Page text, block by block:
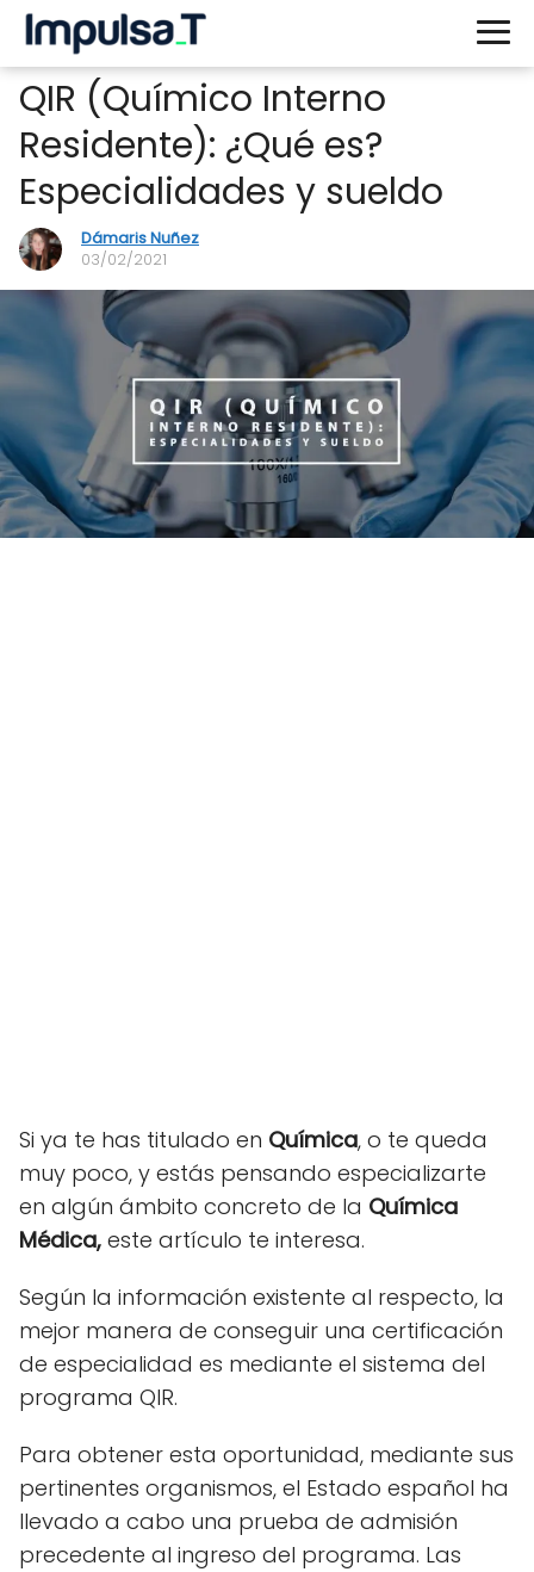
QIR (Químico Interno
Residente): ¿Qué es?
Especialidades y sueldo
Dámaris Nuñez
03/02/2021
Si ya te has titulado en Química, o te queda
muy poco, y estás pensando especializarte
en algún ámbito concreto de la Química
Médica, este artículo te interesa.
Según la información existente al respecto, la
mejor manera de conseguir una certificación
de especialidad es mediante el sistema del
programa QIR.
Para obtener esta oportunidad, mediante sus
pertinentes organismos, el Estado español ha
llevado a cabo una prueba de admisión
precedente al ingreso del programa. Las